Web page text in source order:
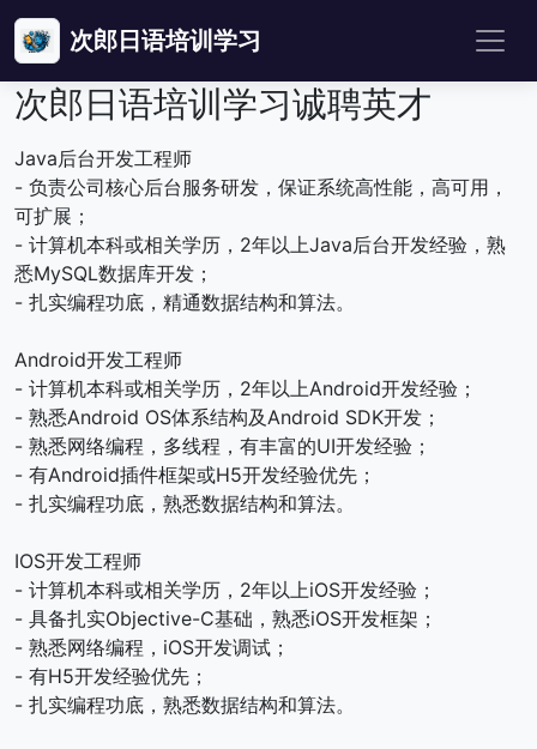
次郎日语培训学习
次郎日语培训学习诚聘英才
Java后台开发工程师
- 负责公司核心后台服务研发，保证系统高性能，高可用，
可扩展；
- 计算机本科或相关学历，2年以上Java后台开发经验，熟
悉MySQL数据库开发；
- 扎实编程功底，精通数据结构和算法。
Android开发工程师
- 计算机本科或相关学历，2年以上Android开发经验；
- 熟悉Android OS体系结构及Android SDK开发；
- 熟悉网络编程，多线程，有丰富的UI开发经验；
- 有Android插件框架或H5开发经验优先；
- 扎实编程功底，熟悉数据结构和算法。
IOS开发工程师
- 计算机本科或相关学历，2年以上iOS开发经验；
- 具备扎实Objective-C基础，熟悉iOS开发框架；
- 熟悉网络编程，iOS开发调试；
- 有H5开发经验优先；
- 扎实编程功底，熟悉数据结构和算法。